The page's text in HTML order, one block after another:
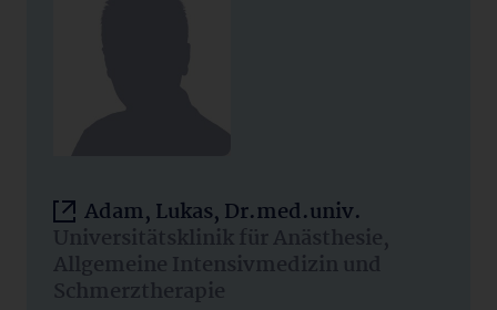
Adam, Lukas, Dr.med.univ.
Universitätsklinik für Anästhesie,
Allgemeine Intensivmedizin und
Schmerztherapie